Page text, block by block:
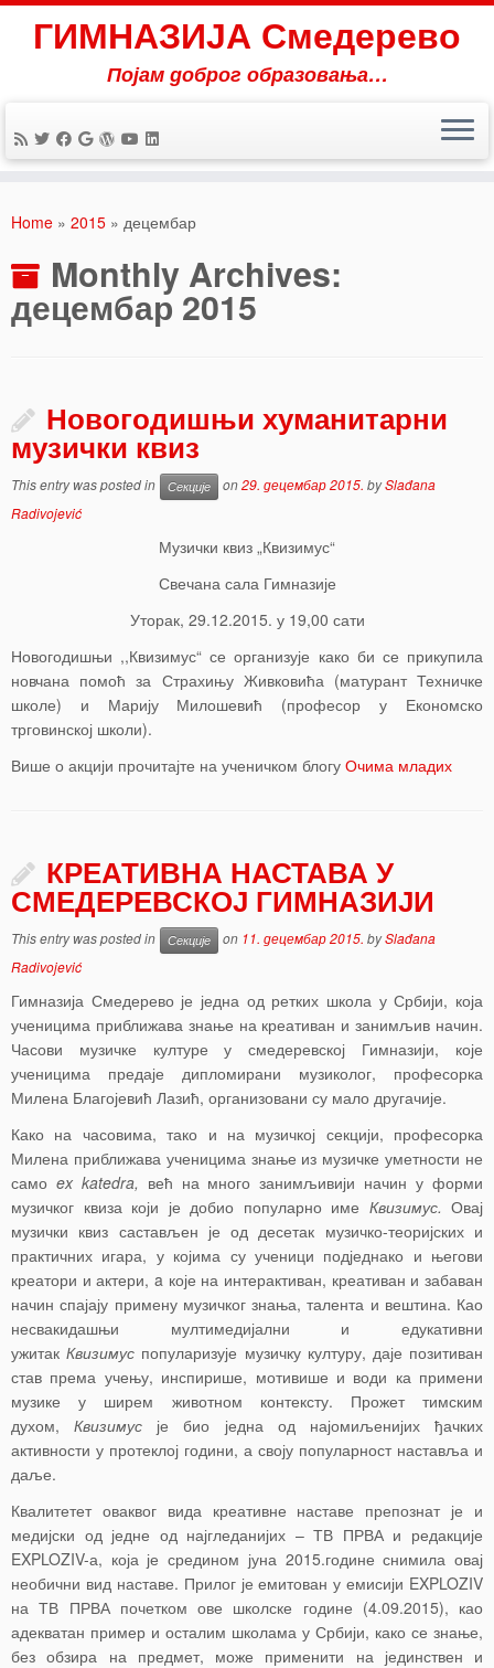
ГИМНАЗИЈА Смедерево
Појам доброг образовања…
Home » 2015 » децембар
Monthly Archives:
децембар 2015
Новогодишњи хуманитарни
музички квиз
This entry was posted in Секције on29. децембар 2015. bySlađana
Radivojević
Музички квиз „Квизимус“
Свечана сала Гимназије
Уторак, 29.12.2015. у 19,00 сати
Новогодишњи ,,Квизимус“ се организује како би се прикупила
новчана помоћ за Страхињу Живковића (матурант Техничке
школе) и Марију Милошевић (професор у Економско
трговинској школи).
Више о акцији прочитајте на ученичком блогу Очима младих
КРЕАТИВНА НАСТАВА У
СМЕДЕРЕВСКОЈ ГИМНАЗИЈИ
This entry was posted in Секције on 11. децембар 2015. bySlađana
Radivojević
Гимназија Смедерево је једна од ретких школа у Србији, која
ученицима приближава знање на креативан и занимљив начин.
Часови музичке културе у смедеревској Гимназији, које
ученицима предаје дипломирани музиколог, професорка
Милена Благојевић Лазић, организовани су мало другачије.
Како на часовима, тако и на музичкој секцији, професорка
Милена приближава ученицима знање из музичке уметности не
само ex katedra, већ на много занимљивији начин у форми
музичког квиза који је добио популарно име Квизимус. Овај
музички квиз састављен је од десетак музичко-теоријских и
практичних игара, у којима су ученици подједнако и његови
креатори и актери, a које на интерактиван, креативан и забаван
начин спајају примену музичког знања, талента и вештина. Као
несвакидашњи мултимедијални и едукативни
ужитакКвизимус популаризује музичку културу, даје позитиван
став према учењу, инспирише, мотивише и води ка примени
музике у ширем животном контексту. Прожет тимским
духом,Квизимус је био једна од најомиљенијих ђачких
активности у протеклој години, а своју популарност наставља и
даље.
Квалитетет оваквог вида креативне наставе препознат је и
медијски од једне од најгледанијих – ТВ ПРВА и редакције
EXPLOZIV-а, која је средином јуна 2015.године снимила овај
необични вид наставе. Прилог је емитован у емисији EXPLOZIV
на ТВ ПРВА почетком ове школске године (4.09.2015), као
адекватан пример и осталим школама у Србији, како се знање,
без обзира на предмет, може применити на јединствен и